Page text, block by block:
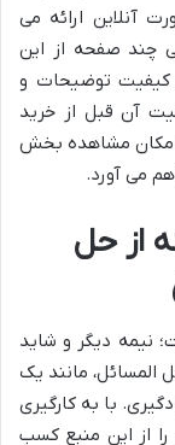
آنلاین ارائه می
چند صفحه از این
کیفیت توضیحات و
آن قبل از خرید
امکان مشاهده بخش
می آورد.
از حل
نیمه دیگر و شاید
مانند یک
با به کارگیری
را از این منبع کسب